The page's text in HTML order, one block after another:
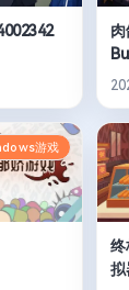
游戏
终